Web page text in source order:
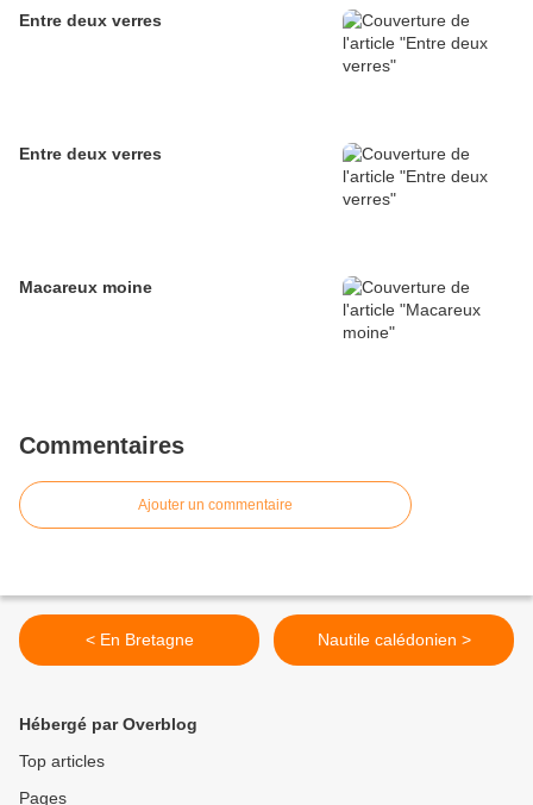
Entre deux verres
Entre deux verres
Macareux moine
Commentaires
Ajouter un commentaire
< En Bretagne Nautile calédonien >
Hébergé par Overblog
Top articles
Pages